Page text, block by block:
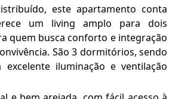
este apartamento conta
um living amplo para dois
quem busca conforto e integração
São 3 dormitórios, sendo
iluminação e ventilação